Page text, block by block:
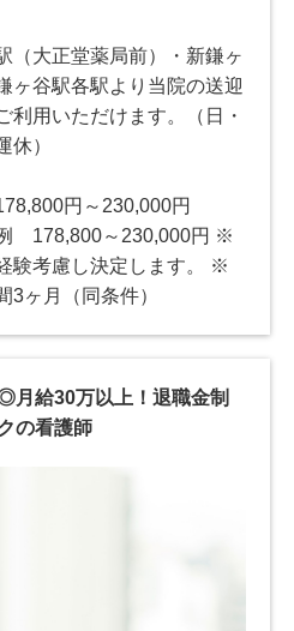
（大正堂薬局前）・新鎌ヶ
ヶ谷駅各駅より当院の送迎
利用いただけます。（日・
休）
円～230,000円
178,800～230,000円 ※
験考慮し決定します。 ※
3ヶ月（同条件）
月給30万以上！退職金制
の看護師